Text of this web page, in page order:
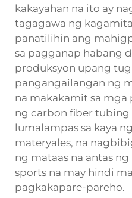
kakayahan na ito ay
tagagawa ng
panatilihin ang
sa pagganap habang
produksyon upang
pangangailangan ng
na makakamit sa mga
ng carbon fiber tubing
lumalampas sa kaya
materyales, na
ng mataas na antas
sports na may hindi
pagkakapare-pareho.